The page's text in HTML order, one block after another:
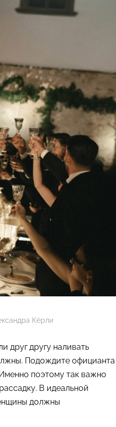
Кёрли
друг другу наливать
Подождите официанта
поэтому так важно
В идеальной
должны